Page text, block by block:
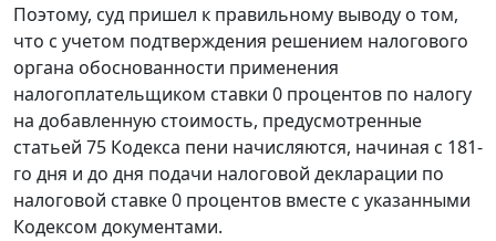
Поэтому, суд пришел к правильному выводу о том,
что с учетом подтверждения решением налогового
органа обоснованности применения
налогоплательщиком ставки 0 процентов по налогу
на добавленную стоимость, предусмотренные
статьей 75 Кодекса пени начисляются, начиная с 181-
го дня и до дня подачи налоговой декларации по
налоговой ставке 0 процентов вместе с указанными
Кодексом документами.